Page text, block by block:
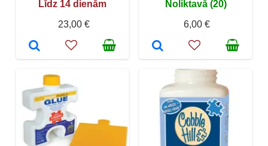
Līdz 14 dienām
23,00 €
Noliktavā (20)
6,00 €